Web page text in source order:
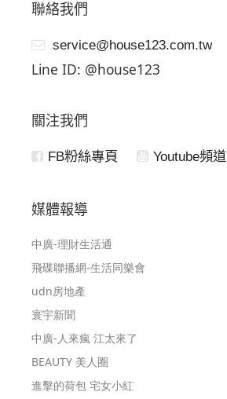
聯絡我們
service@house123.com.tw
Line ID: @house123
關注我們
FB粉絲專頁 Youtube頻道
媒體報導
中廣-理財生活通
飛碟聯播網-生活同樂會
udn房地產
寰宇新聞
中廣-人來瘋 江太來了
BEAUTY 美人圈
進擊的荷包 宅女小紅